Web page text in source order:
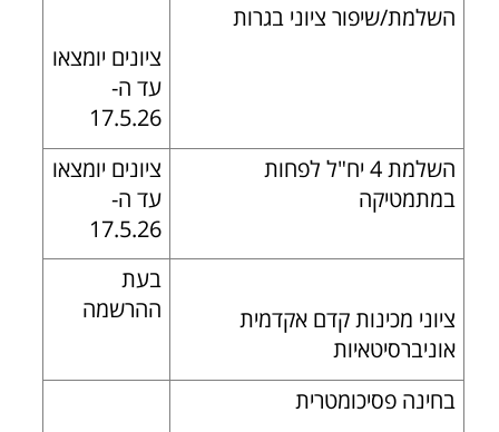
השלמת/שיפור ציוני בגרות
ציונים יומצאו
עד ה-
17.5.26
השלמת 4 יח"ל לפחות
במתמטיקה
ציונים יומצאו
עד ה-
17.5.26
ציוני מכינות קדם אקדמית
אוניברסיטאיות
בעת
ההרשמה
בחינה פסיכומטרית